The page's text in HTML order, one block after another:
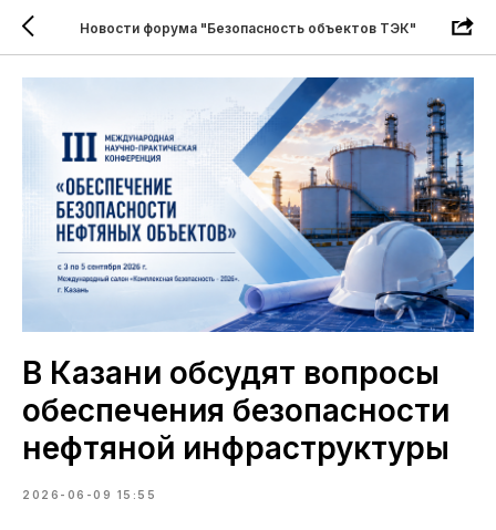
Новости форума "Безопасность объектов ТЭК"
В Казани обсудят вопросы
обеспечения безопасности
нефтяной инфраструктуры
2026-06-09 15:55